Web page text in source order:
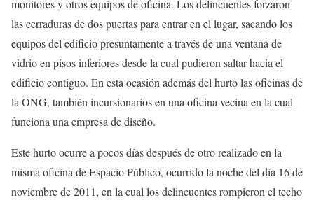
monitores y otros equipos de oficina. Los delincuentes forzaron
las cerraduras de dos puertas para entrar en el lugar, sacando los
equipos del edificio presuntamente a través de una ventana de
vidrio en pisos inferiores desde la cual pudieron saltar hacia el
edificio contiguo. En esta ocasión además del hurto las oficinas de
la ONG, también incursionarios en una oficina vecina en la cual
funciona una empresa de diseño.
Este hurto ocurre a pocos días después de otro realizado en la
misma oficina de Espacio Público, ocurrido la noche del día 16 de
noviembre de 2011, en la cual los delincuentes rompieron el techo